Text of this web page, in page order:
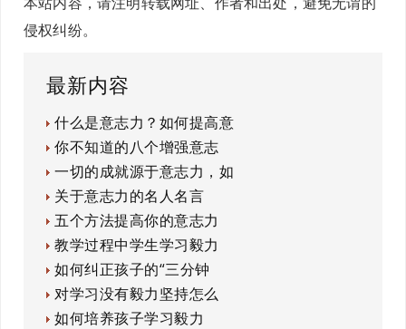
侵权纠纷。
最新内容
什么是意志力？如何提高意
你不知道的八个增强意志
一切的成就源于意志力，如
关于意志力的名人名言
五个方法提高你的意志力
教学过程中学生学习毅力
如何纠正孩子的“三分钟
对学习没有毅力坚持怎么
如何培养孩子学习毅力